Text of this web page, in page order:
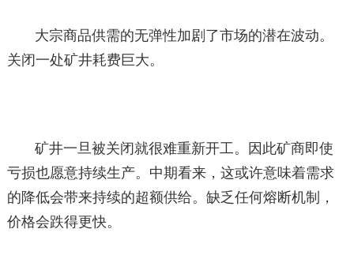
大宗商品供需的无弹性加剧了市场的潜在波动。
关闭一处矿井耗费巨大。
矿井一旦被关闭就很难重新开工。因此矿商即使
亏损也愿意持续生产。中期看来，这或许意味着需求
的降低会带来持续的超额供给。缺乏任何熔断机制，
价格会跌得更快。